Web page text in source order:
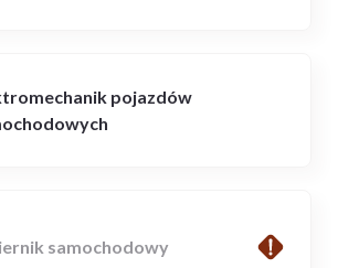
pojazdów
samochodowy